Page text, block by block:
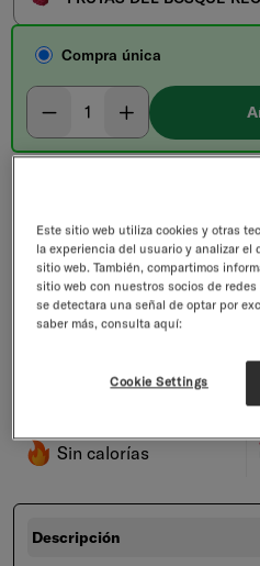
Compra única
Seleccionar cantidad
Disminuir Aumentar
Regalos desde 40€
Nuestro plazo de entrega
Envío gratuito de 35€
Sin calorías
Descripción
Este sitio web utiliza cookies y otras
la experiencia del usuario y analizar
sitio web. También, compartimos
sitio web con nuestros socios de
se detectara una señal de optar por
saber más, consulta aquí:
Cookie Settings